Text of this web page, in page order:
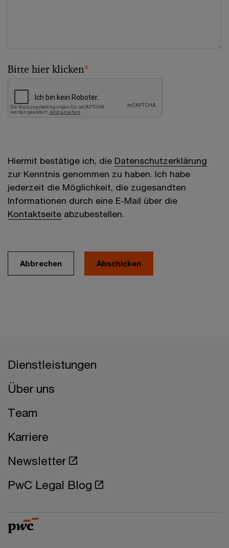
Bitte hier klicken*
Hiermit bestätige ich, die Datenschutzerklärung
zur Kenntnis genommen zu haben. Ich habe
jederzeit die Möglichkeit, die zugesandten
Informationen durch eine E-Mail über die
Kontaktseite abzubestellen.
Abbrechen
Dienstleistungen
Über uns
Team
Karriere
Newsletter
PwC Legal Blog